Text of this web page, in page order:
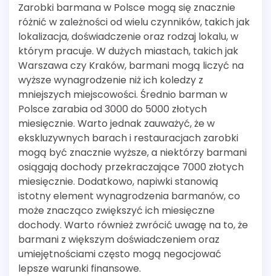
Zarobki barmana w Polsce mogą się znacznie
różnić w zależności od wielu czynników, takich jak
lokalizacja, doświadczenie oraz rodzaj lokalu, w
którym pracuje. W dużych miastach, takich jak
Warszawa czy Kraków, barmani mogą liczyć na
wyższe wynagrodzenie niż ich koledzy z
mniejszych miejscowości. Średnio barman w
Polsce zarabia od 3000 do 5000 złotych
miesięcznie. Warto jednak zauważyć, że w
ekskluzywnych barach i restauracjach zarobki
mogą być znacznie wyższe, a niektórzy barmani
osiągają dochody przekraczające 7000 złotych
miesięcznie. Dodatkowo, napiwki stanowią
istotny element wynagrodzenia barmanów, co
może znacząco zwiększyć ich miesięczne
dochody. Warto również zwrócić uwagę na to, że
barmani z większym doświadczeniem oraz
umiejętnościami często mogą negocjować
lepsze warunki finansowe.